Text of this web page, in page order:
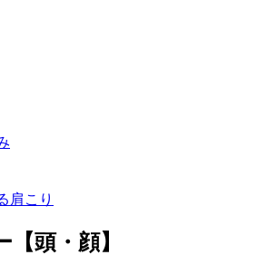
肩こり
頭・顔】